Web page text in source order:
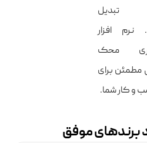
تبدیل
نرم افزار
محک
مطمئن برای
و کار شما.
برندهای موفق